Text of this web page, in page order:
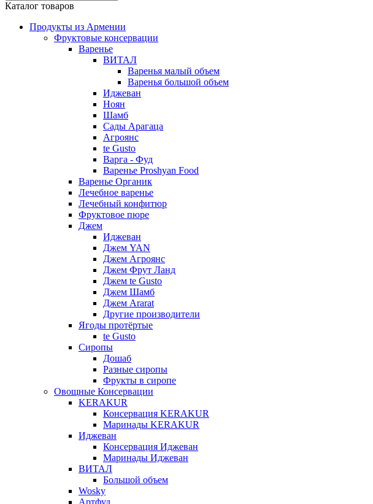
Каталог товаров
Продукты из Армении
Фруктовые консервации
Варенье
ВИТАЛ
Варенья малый объем
Варенья большой объем
Иджеван
Ноян
Шамб
Сады Арагаца
Агроянс
te Gusto
Варга - Фуд
Варенье Proshyan Food
Варенье Органик
Лечебное варенье
Лечебный конфитюр
Фруктовое пюре
Джем
Иджеван
Джем YAN
Джем Агроянс
Джем Фрут Ланд
Джем te Gusto
Джем Шамб
Джем Ararat
Другие производители
Ягоды протёртые
te Gusto
Сиропы
Дошаб
Разные сиропы
Фрукты в сиропе
Овощные Консервации
KERAKUR
Консервация KERAKUR
Маринады KERAKUR
Иджеван
Консервация Иджеван
Маринады Иджеван
ВИТАЛ
Большой объем
Wosky
Артфуд